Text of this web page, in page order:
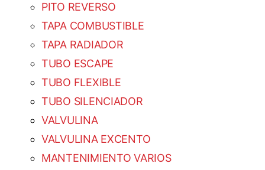
PITO REVERSO
TAPA COMBUSTIBLE
TAPA RADIADOR
TUBO ESCAPE
TUBO FLEXIBLE
TUBO SILENCIADOR
VALVULINA
VALVULINA EXCENTO
MANTENIMIENTO VARIOS